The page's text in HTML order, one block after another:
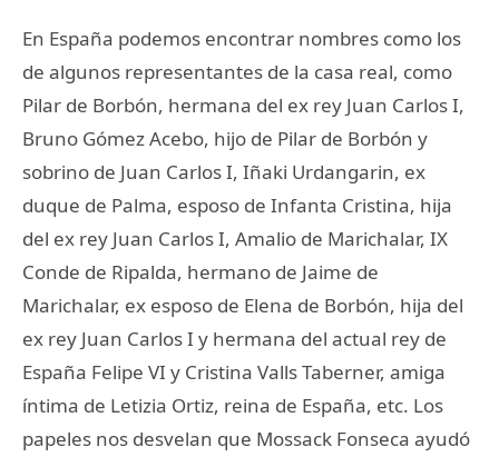
En España podemos encontrar nombres como los
de algunos representantes de la casa real, como
Pilar de Borbón, hermana del ex rey Juan Carlos I,
Bruno Gómez Acebo, hijo de Pilar de Borbón y
sobrino de Juan Carlos I, Iñaki Urdangarin, ex
duque de Palma, esposo de Infanta Cristina, hija
del ex rey Juan Carlos I, Amalio de Marichalar, IX
Conde de Ripalda, hermano de Jaime de
Marichalar, ex esposo de Elena de Borbón, hija del
ex rey Juan Carlos I y hermana del actual rey de
España Felipe VI y Cristina Valls Taberner, amiga
íntima de Letizia Ortiz, reina de España, etc. Los
papeles nos desvelan que Mossack Fonseca ayudó